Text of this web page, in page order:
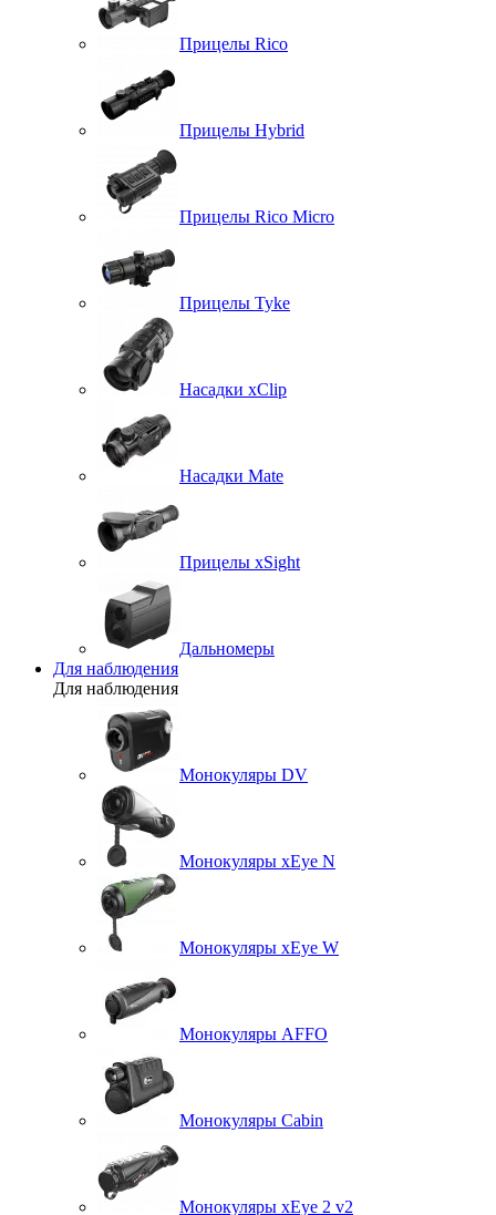
Прицелы Rico
Прицелы Hybrid
Прицелы Rico Micro
Прицелы Tyke
Насадки xClip
Насадки Mate
Прицелы xSight
Дальномеры
Для наблюдения
Для наблюдения
Монокуляры DV
Монокуляры xEye N
Монокуляры xEye W
Монокуляры AFFO
Монокуляры Cabin
Монокуляры xEye 2 v2